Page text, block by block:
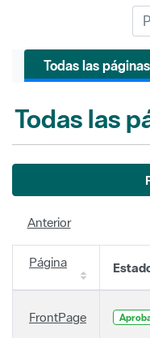
Todas las páginas
Todas las
Anterior
Página
FrontPage